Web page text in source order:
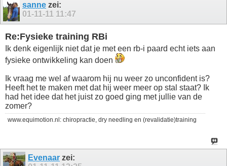
sanne zei:
01-11-11 11:47
Re:Fysieke training RBi
Ik denk eigenlijk niet dat je met een rb-i paard echt iets aan
fysieke ontwikkeling kan doen
Ik vraag me wel af waarom hij nu weer zo unconfident is?
Heeft het te maken met dat hij weer meer op stal staat? Ik
had het idee dat het juist zo goed ging met jullie van de
zomer?
www.equimotion.nl: chiropractie, dry needling en (revalidatie)training
Evenaar zei: